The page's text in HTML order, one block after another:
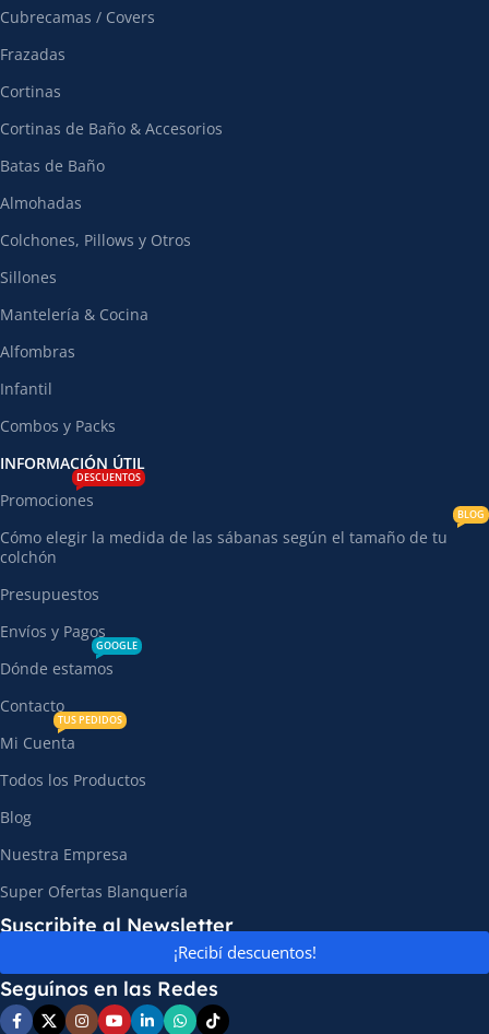
Cubrecamas / Covers
Frazadas
Cortinas
Cortinas de Baño & Accesorios
Batas de Baño
Almohadas
Colchones, Pillows y Otros
Sillones
Mantelería & Cocina
Alfombras
Infantil
Combos y Packs
INFORMACIÓN ÚTIL
Promociones
DESCUENTOS
Cómo elegir la medida de las sábanas según el tamaño de tu
colchón
BLOG
Presupuestos
Envíos y Pagos
Dónde estamos
GOOGLE
Contacto
Mi Cuenta
TUS PEDIDOS
Todos los Productos
Blog
Nuestra Empresa
Super Ofertas Blanquería
Suscribite al Newsletter
¡Recibí descuentos!
Seguínos en las Redes